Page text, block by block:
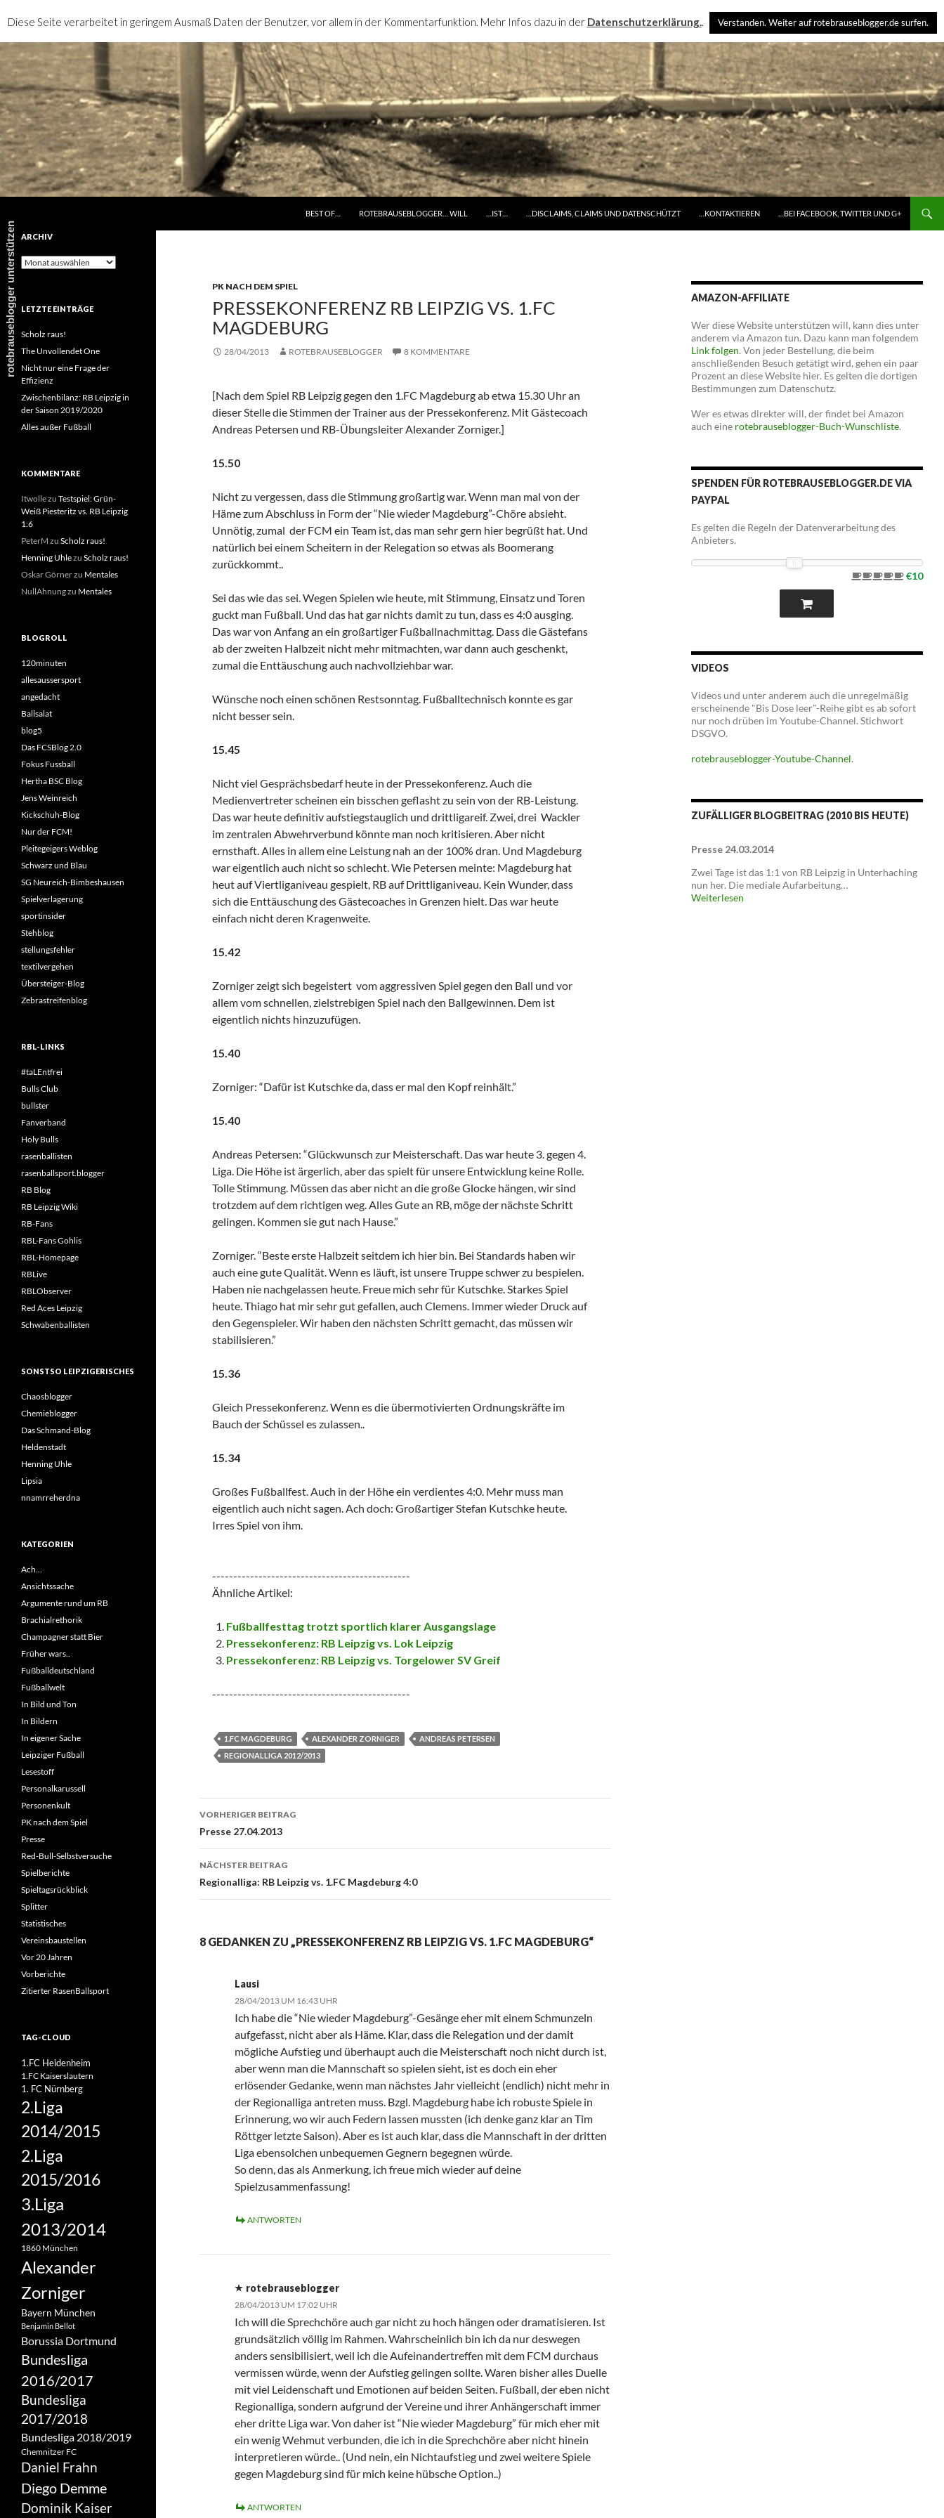
BEST OF…
ROTEBRAUSEBLOGGER… WILL …IST… …DISCLAIMS, CLAIMS UND DATENSCHÜTZT …KONTAKTIEREN …BEI FACEBOOK, TWITTER UND G+
PK NACH DEM SPIEL
PRESSEKONFERENZ RB LEIPZIG VS. 1.FC
MAGDEBURG
28/04/2013 ROTEBRAUSEBLOGGER 8 KOMMENTARE
[Nach dem Spiel RB Leipzig gegen den 1.FC Magdeburg ab etwa 15.30 Uhr an
dieser Stelle die Stimmen der Trainer aus der Pressekonferenz. Mit Gästecoach
Andreas Petersen und RB-Übungsleiter Alexander Zorniger.]
15.50
Nicht zu vergessen, dass die Stimmung großartig war. Wenn man mal von der
Häme zum Abschluss in Form der “Nie wieder Magdeburg”-Chöre absieht.
Unnötig, zumal der FCM ein Team ist, das man sehr gern hier begrüßt hat. Und
natürlich bei einem Scheitern in der Relegation so etwas als Boomerang
zurückkommt..
Sei das wie das sei. Wegen Spielen wie heute, mit Stimmung, Einsatz und Toren
guckt man Fußball. Und das hat gar nichts damit zu tun, dass es 4:0 ausging.
Das war von Anfang an ein großartiger Fußballnachmittag. Dass die Gästefans
ab der zweiten Halbzeit nicht mehr mitmachten, war dann auch geschenkt,
zumal die Enttäuschung auch nachvollziehbar war.
Wünsche noch einen schönen Restsonntag. Fußballtechnisch konnte es gar
nicht besser sein.
15.45
Nicht viel Gesprächsbedarf heute in der Pressekonferenz. Auch die
Medienvertreter scheinen ein bisschen geflasht zu sein von der RB-Leistung.
Das war heute definitiv aufstiegstauglich und drittligareif. Zwei, drei Wackler
im zentralen Abwehrverbund könnte man noch kritisieren. Aber nicht
ernsthaft. Alles in allem eine Leistung nah an der 100% dran. Und Magdeburg
war eigentlich auch nicht so schlecht. Wie Petersen meinte: Magdeburg hat
heut auf Viertliganiveau gespielt, RB auf Drittliganiveau. Kein Wunder, dass
sich die Enttäuschung des Gästecoaches in Grenzen hielt. Das war heute
einfach nicht deren Kragenweite.
15.42
Zorniger zeigt sich begeistert vom aggressiven Spiel gegen den Ball und vor
allem vom schnellen, zielstrebigen Spiel nach den Ballgewinnen. Dem ist
eigentlich nichts hinzuzufügen.
15.40
Zorniger: “Dafür ist Kutschke da, dass er mal den Kopf reinhält.”
15.40
Andreas Petersen: “Glückwunsch zur Meisterschaft. Das war heute 3. gegen 4.
Liga. Die Höhe ist ärgerlich, aber das spielt für unsere Entwicklung keine Rolle.
Tolle Stimmung. Müssen das aber nicht an die große Glocke hängen, wir sind
trotzdem auf dem richtigen weg. Alles Gute an RB, möge der nächste Schritt
gelingen. Kommen sie gut nach Hause.”
Zorniger. “Beste erste Halbzeit seitdem ich hier bin. Bei Standards haben wir
auch eine gute Qualität. Wenn es läuft, ist unsere Truppe schwer zu bespielen.
Haben nie nachgelassen heute. Freue mich sehr für Kutschke. Starkes Spiel
heute. Thiago hat mir sehr gut gefallen, auch Clemens. Immer wieder Druck auf
den Gegenspieler. Wir haben den nächsten Schritt gemacht, das müssen wir
stabilisieren.”
15.36
Gleich Pressekonferenz. Wenn es die übermotivierten Ordnungskräfte im
Bauch der Schüssel es zulassen..
15.34
Großes Fußballfest. Auch in der Höhe ein verdientes 4:0. Mehr muss man
eigentlich auch nicht sagen. Ach doch: Großartiger Stefan Kutschke heute.
Irres Spiel von ihm.
-----------------------------------------------
Ähnliche Artikel:
Fußballfesttag trotzt sportlich klarer Ausgangslage
Pressekonferenz: RB Leipzig vs. Lok Leipzig
Pressekonferenz: RB Leipzig vs. Torgelower SV Greif
-----------------------------------------------
1.FC MAGDEBURG ALEXANDER ZORNIGER
ANDREAS PETERSEN
REGIONALLIGA 2012/2013
Beitrags-
Navigation
VORHERIGER BEITRAG
Presse 27.04.2013
NÄCHSTER BEITRAG
Regionalliga: RB Leipzig vs. 1.FC Magdeburg 4:0
8 GEDANKEN ZU „PRESSEKONFERENZ RB LEIPZIG VS. 1.FC MAGDEBURG“
Lausi
28/04/2013 UM 16:43 UHR
Ich habe die “Nie wieder Magdeburg”-Gesänge eher mit einem Schmunzeln
aufgefasst, nicht aber als Häme. Klar, dass die Relegation und der damit
mögliche Aufstieg und überhaupt auch die Meisterschaft noch nicht durch ist,
aber wenn man die Mannschaft so spielen sieht, ist es doch ein eher
erlösender Gedanke, wenn man nächstes Jahr vielleicht (endlich) nicht mehr in
der Regionalliga antreten muss. Bzgl. Magdeburg habe ich robuste Spiele in
Erinnerung, wo wir auch Federn lassen mussten (ich denke ganz klar an Tim
Röttger letzte Saison). Aber es ist auch klar, dass die Mannschaft in der dritten
Liga ebensolchen unbequemen Gegnern begegnen würde.
So denn, das als Anmerkung, ich freue mich wieder auf deine
Spielzusammenfassung!
ANTWORTEN
rotebrauseblogger
28/04/2013 UM 17:02 UHR
Ich will die Sprechchöre auch gar nicht zu hoch hängen oder dramatisieren. Ist
grundsätzlich völlig im Rahmen. Wahrscheinlich bin ich da nur deswegen
anders sensibilisiert, weil ich die Aufeinandertreffen mit dem FCM durchaus
vermissen würde, wenn der Aufstieg gelingen sollte. Waren bisher alles Duelle
mit viel Leidenschaft und Emotionen auf beiden Seiten. Fußball, der eben nicht
Regionalliga, sondern aufgrund der Vereine und ihrer Anhängerschaft immer
eher dritte Liga war. Von daher ist “Nie wieder Magdeburg” für mich eher mit
ein wenig Wehmut verbunden, die ich in die Sprechchöre aber nicht hinein
interpretieren würde.. (Und nein, ein Nichtaufstieg und zwei weitere Spiele
gegen Magdeburg sind für mich keine hübsche Option..)
ANTWORTEN
AMAZON-AFFILIATE
Wer diese Website unterstützen will, kann dies unter
anderem via Amazon tun. Dazu kann man folgendem
Link folgen. Von jeder Bestellung, die beim
anschließenden Besuch getätigt wird, gehen ein paar
Prozent an diese Website hier. Es gelten die dortigen
Bestimmungen zum Datenschutz.
Wer es etwas direkter will, der findet bei Amazon
auch eine rotebrauseblogger-Buch-Wunschliste.
SPENDEN FÜR ROTEBRAUSEBLOGGER.DE VIA
PAYPAL
Es gelten die Regeln der Datenverarbeitung des
Anbieters.
€10
VIDEOS
Videos und unter anderem auch die unregelmäßig
erscheinende "Bis Dose leer"-Reihe gibt es ab sofort
nur noch drüben im Youtube-Channel. Stichwort
DSGVO.
rotebrauseblogger-Youtube-Channel.
ZUFÄLLIGER BLOGBEITRAG (2010 BIS HEUTE)
Presse 24.03.2014
Zwei Tage ist das 1:1 von RB Leipzig in Unterhaching
nun her. Die mediale Aufarbeitung…
Weiterlesen
ARCHIV
Archiv
LETZTE EINTRÄGE
Scholz raus!
The Unvollendet One
Nicht nur eine Frage der
Effizienz
Zwischenbilanz: RB Leipzig in
der Saison 2019/2020
Alles außer Fußball
KOMMENTARE
Itwollezu Testspiel: Grün-
Weiß Piesteritz vs. RB Leipzig
1:6
PeterM zu Scholz raus!
Henning Uhlezu Scholz raus!
Oskar Görnerzu Mentales
NullAhnungzu Mentales
BLOGROLL
120minuten
allesaussersport
angedacht
Ballsalat
blog5
Das FCSBlog 2.0
Fokus Fussball
Hertha BSC Blog
Jens Weinreich
Kickschuh-Blog
Nur der FCM!
Pleitegeigers Weblog
Schwarz und Blau
SG Neureich-Bimbeshausen
Spielverlagerung
sportinsider
Stehblog
stellungsfehler
textilvergehen
Übersteiger-Blog
Zebrastreifenblog
RBL-LINKS
#taLEntfrei
Bulls Club
bullster
Fanverband
Holy Bulls
rasenballisten
rasenballsport.blogger
RB Blog
RB Leipzig Wiki
RB-Fans
RBL-Fans Gohlis
RBL-Homepage
RBLive
RBLObserver
Red Aces Leipzig
Schwabenballisten
SONSTSO LEIPZIGERISCHES
Chaosblogger
Chemieblogger
Das Schmand-Blog
Heldenstadt
Henning Uhle
Lipsia
nnamrreherdna
KATEGORIEN
Ach…
Ansichtssache
Argumente rund um RB
Brachialrethorik
Champagner statt Bier
Früher wars..
Fußballdeutschland
Fußballwelt
In Bild und Ton
In Bildern
In eigener Sache
Leipziger Fußball
Lesestoff
Personalkarussell
Personenkult
PK nach dem Spiel
Presse
Red-Bull-Selbstversuche
Spielberichte
Spieltagsrückblick
Splitter
Statistisches
Vereinsbaustellen
Vor 20 Jahren
Vorberichte
Zitierter RasenBallsport
TAG-CLOUD
1.FC Heidenheim
1.FC Kaiserslautern
1. FC Nürnberg
2.Liga
2014/2015
2.Liga
2015/2016
3.Liga
2013/2014
1860 München
Alexander
Zorniger
Bayern München
Benjamin Bellot
Borussia Dortmund
Bundesliga
2016/2017
Bundesliga
2017/2018
Bundesliga 2018/2019
Chemnitzer FC
Daniel Frahn
Diego Demme
Dominik Kaiser
Diese Seite verarbeitet in geringem Ausmaß Daten der Benutzer, vor allem in der Kommentarfunktion. Mehr Infos dazu in der Datenschutzerklärung.. Verstanden. Weiter auf rotebrauseblogger.de surfen.
rotebrauseblogger unterstützen